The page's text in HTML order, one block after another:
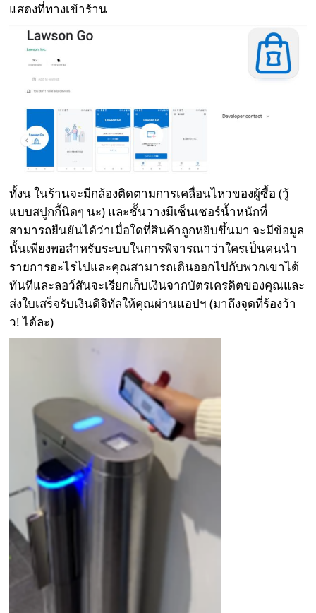
แสดงที่ทางเข้าร้าน
ทั้งน ในร้านจะมีกล้องติดตามการเคลื่อนไหวของผู้ซื้อ (วู้
แบบสปูกกี้นิดๆ นะ) และชั้นวางมีเซ็นเซอร์น้ำหนักที่
สามารถยืนยันได้ว่าเมื่อใดที่สินค้าถูกหยิบขึ้นมา จะมีข้อมูล
นั้นเพียงพอสําหรับระบบในการพิจารณาว่าใครเป็นคนนํา
รายการอะไรไปและคุณสามารถเดินออกไปกับพวกเขาได้
ทันทีและลอว์สันจะเรียกเก็บเงินจากบัตรเครดิตของคุณและ
ส่งใบเสร็จรับเงินดิจิทัลให้คุณผ่านแอปฯ (มาถึงจุดที่ร้องว้า
ว! ได้ละ)